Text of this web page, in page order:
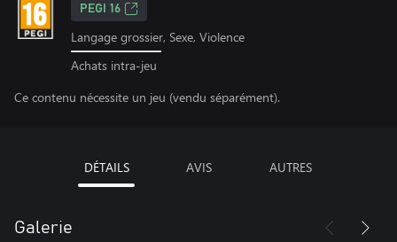
PEGI 16
Langage grossier, Sexe, Violence
Achats intra-jeu
Ce contenu nécessite un jeu (vendu séparément).
DÉTAILS AVIS AUTRES
Galerie